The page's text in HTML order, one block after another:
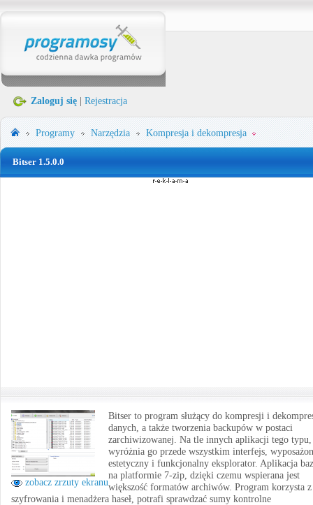
Zaloguj się Rejestracja
Programy Narzędzia Kompresja i dekompresja
Bitser 1.5.0.0
zobacz zrzuty ekranu
Bitser to program służący do kompresji i
danych, a także tworzenia backupów w postaci
zarchiwizowanej. Na tle innych aplikacji tego typu,
wyróżnia go przede wszystkim interfejs,
estetyczny i funkcjonalny eksplorator. Aplikacja
na platformie 7-zip, dzięki czemu wspierana jest
większość formatów archiwów. Program korzysta z
szyfrowania i menadżera haseł, potrafi sprawdzać sumy kontrolne